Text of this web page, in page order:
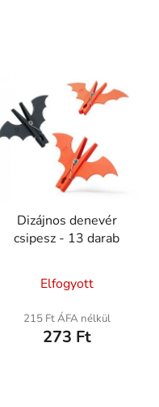
Dizájnos denevér
csipesz - 13 darab
Elfogyott
215 Ft ÁFA nélkül
273 Ft